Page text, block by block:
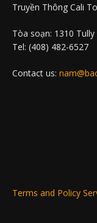
Truyền Thông Cali
Tòa soạn: 1310 Tully
Tel: (408) 482-6527
Contact us:
Terms and Policy